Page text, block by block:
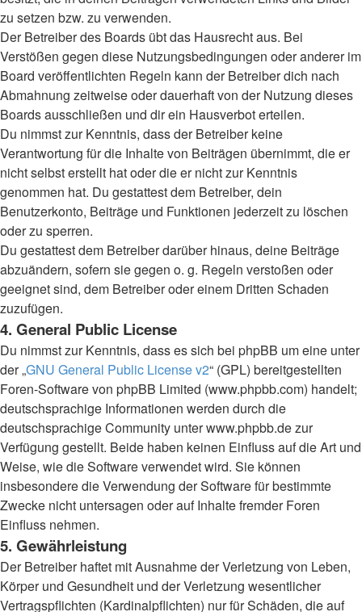
zu setzen bzw. zu verwenden.
Der Betreiber des Boards übt das Hausrecht aus. Bei
Verstößen gegen diese Nutzungsbedingungen oder anderer im
Board veröffentlichten Regeln kann der Betreiber dich nach
Abmahnung zeitweise oder dauerhaft von der Nutzung dieses
Boards ausschließen und dir ein Hausverbot erteilen.
Du nimmst zur Kenntnis, dass der Betreiber keine
Verantwortung für die Inhalte von Beiträgen übernimmt, die er
nicht selbst erstellt hat oder die er nicht zur Kenntnis
genommen hat. Du gestattest dem Betreiber, dein
Benutzerkonto, Beiträge und Funktionen jederzeit zu löschen
oder zu sperren.
Du gestattest dem Betreiber darüber hinaus, deine Beiträge
abzuändern, sofern sie gegen o. g. Regeln verstoßen oder
geeignet sind, dem Betreiber oder einem Dritten Schaden
zuzufügen.
4. General Public License
Du nimmst zur Kenntnis, dass es sich bei phpBB um eine unter
der „GNU General Public License v2“ (GPL) bereitgestellten
Foren-Software von phpBB Limited (www.phpbb.com) handelt;
deutschsprachige Informationen werden durch die
deutschsprachige Community unter www.phpbb.de zur
Verfügung gestellt. Beide haben keinen Einfluss auf die Art und
Weise, wie die Software verwendet wird. Sie können
insbesondere die Verwendung der Software für bestimmte
Zwecke nicht untersagen oder auf Inhalte fremder Foren
Einfluss nehmen.
5. Gewährleistung
Der Betreiber haftet mit Ausnahme der Verletzung von Leben,
Körper und Gesundheit und der Verletzung wesentlicher
Vertragspflichten (Kardinalpflichten) nur für Schäden, die auf